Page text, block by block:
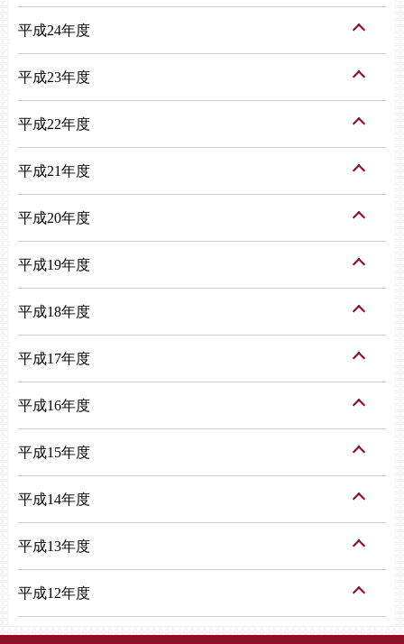
平成24年度
平成23年度
平成22年度
平成21年度
平成20年度
平成19年度
平成18年度
平成17年度
平成16年度
平成15年度
平成14年度
平成13年度
平成12年度